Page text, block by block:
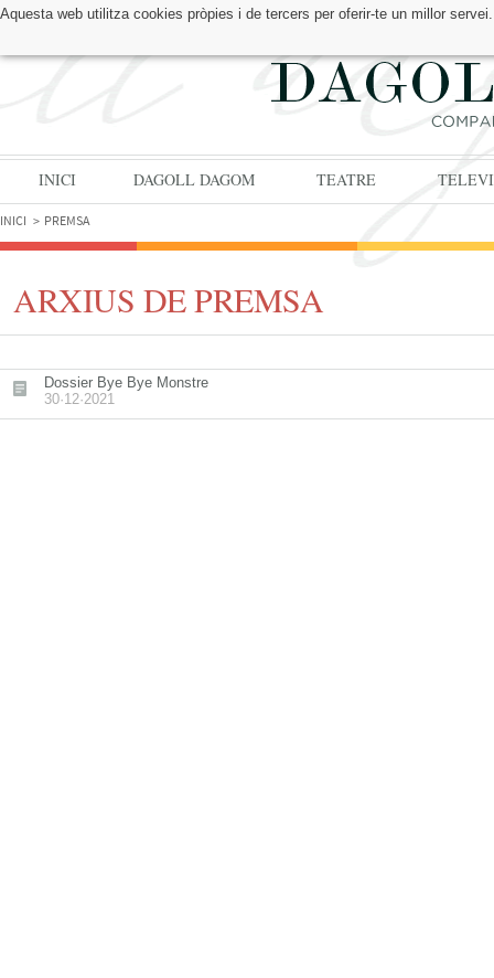
Aquesta web utilitza cookies pròpies i de tercers per oferir-te un millor
TROBA'NS A:
INICI DAGOLL DAGOM TEATRE
INICI PREMSA
ARXIUS DE PREMSA
Dossier Bye Bye Monstre
30·12·2021